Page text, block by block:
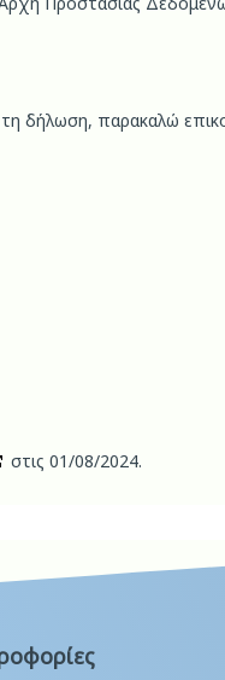
τη δήλωση, παρακαλώ
στις 01/08/2024.